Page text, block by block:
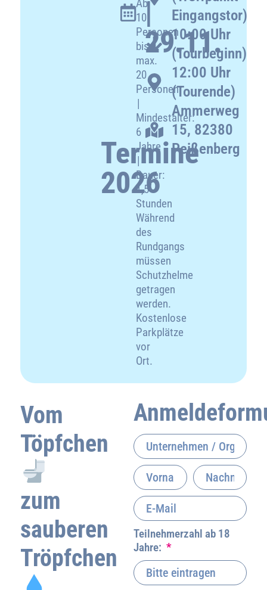
Termine
2026
|
29.11.
Ab
10
Personen
bis
max.
20
Personen
|
Mindestalter:
6
Jahre
|
Dauer:
1,5
Stunden
Während
des
Rundgangs
müssen
Schutzhelme
getragen
werden.
Kostenlose
Parkplätze
vor
Ort.
Eingangstor)
10:00 Uhr
(Tourbeginn)
12:00 Uhr
(Tourende)
Ammerweg
15, 82380
Peißenberg
Vom
Töpfchen
zum
sauberen
Tröpfchen
Teilnehmerzahl ab 18
Jahre: